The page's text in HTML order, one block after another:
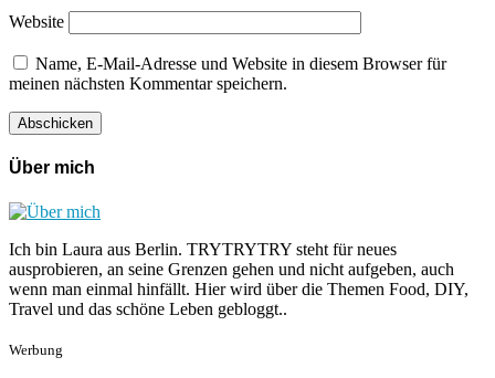
Website
Name, E-Mail-Adresse und Website in diesem Browser für
meinen nächsten Kommentar speichern.
Über mich
Ich bin Laura aus Berlin. TRYTRYTRY steht für neues
ausprobieren, an seine Grenzen gehen und nicht aufgeben, auch
wenn man einmal hinfällt. Hier wird über die Themen Food, DIY,
Travel und das schöne Leben gebloggt..
Werbung